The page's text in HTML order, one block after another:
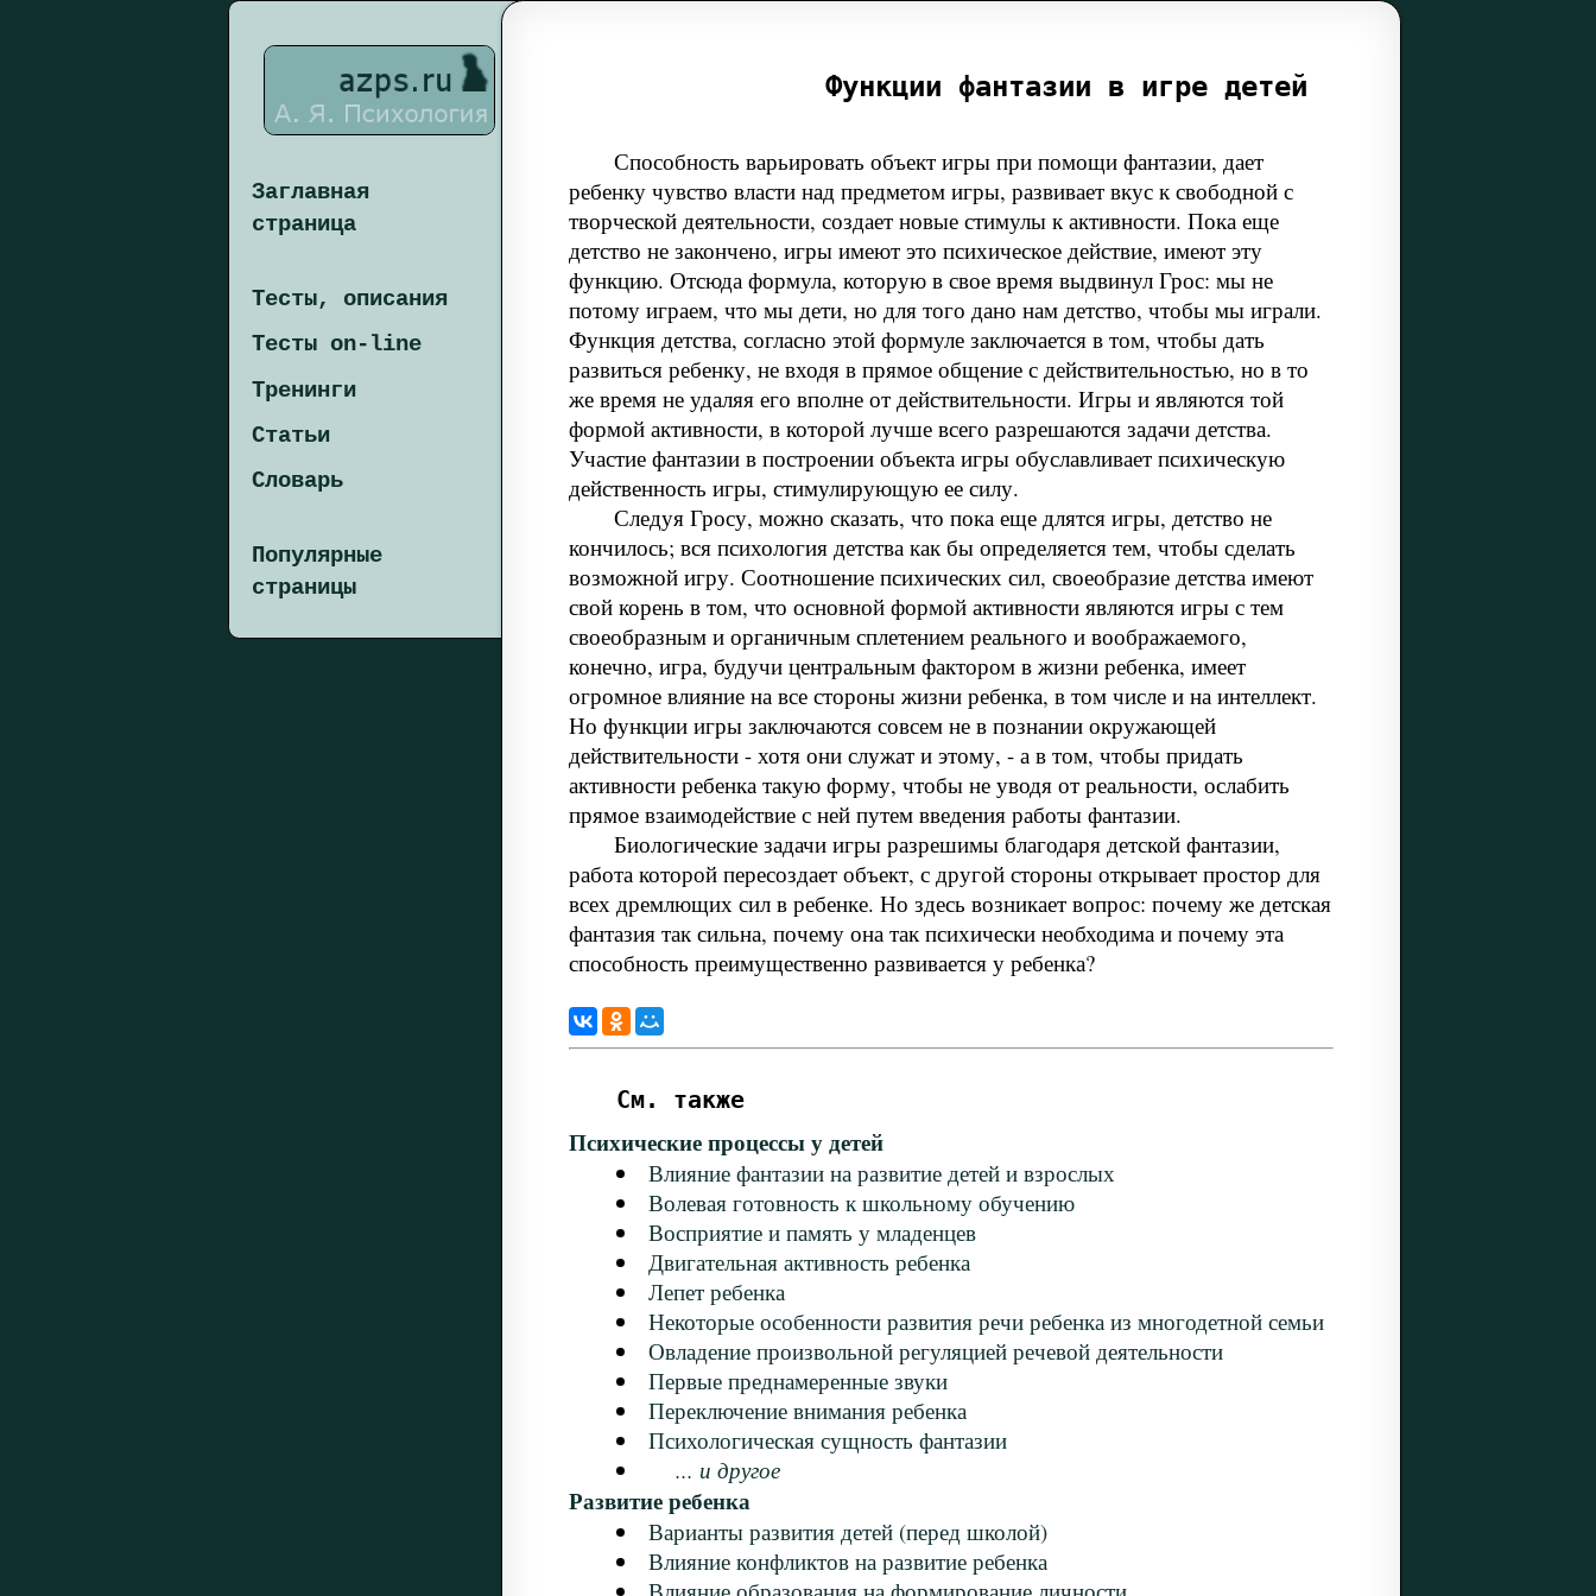
Функции фантазии в игре детей
Способность варьировать объект игры при помощи фантазии, дает
ребенку чувство власти над предметом игры, развивает вкус к свободной с
творческой деятельности, создает новые стимулы к активности. Пока еще
детство не закончено, игры имеют это психическое действие, имеют эту
функцию. Отсюда формула, которую в свое время выдвинул Грос: мы не
потому играем, что мы дети, но для того дано нам детство, чтобы мы играли.
Функция детства, согласно этой формуле заключается в том, чтобы дать
развиться ребенку, не входя в прямое общение с действительностью, но в то
же время не удаляя его вполне от действительности. Игры и являются той
формой активности, в которой лучше всего разрешаются задачи детства.
Участие фантазии в построении объекта игры обуславливает психическую
действенность игры, стимулирующую ее силу.
Следуя Гросу, можно сказать, что пока еще длятся игры, детство не
кончилось; вся психология детства как бы определяется тем, чтобы сделать
возможной игру. Соотношение психических сил, своеобразие детства имеют
свой корень в том, что основной формой активности являются игры с тем
своеобразным и органичным сплетением реального и воображаемого,
конечно, игра, будучи центральным фактором в жизни ребенка, имеет
огромное влияние на все стороны жизни ребенка, в том числе и на интеллект.
Но функции игры заключаются совсем не в познании окружающей
действительности - хотя они служат и этому, - а в том, чтобы придать
активности ребенка такую форму, чтобы не уводя от реальности, ослабить
прямое взаимодействие с ней путем введения работы фантазии.
Биологические задачи игры разрешимы благодаря детской фантазии,
работа которой пересоздает объект, с другой стороны открывает простор для
всех дремлющих сил в ребенке. Но здесь возникает вопрос: почему же детская
фантазия так сильна, почему она так психически необходима и почему эта
способность преимущественно развивается у ребенка?
См. также
Психические процессы у детей
Влияние фантазии на развитие детей и взрослых
Волевая готовность к школьному обучению
Восприятие и память у младенцев
Двигательная активность ребенка
Лепет ребенка
Некоторые особенности развития речи ребенка из многодетной семьи
Овладение произвольной регуляцией речевой деятельности
Первые преднамеренные звуки
Переключение внимания ребенка
Психологическая сущность фантазии
... и другое
Развитие ребенка
Варианты развития детей (перед школой)
Влияние конфликтов на развитие ребенка
Заглавная
страница
Тесты, описания
Тесты on-line
Тренинги
Статьи
Словарь
Популярные
страницы